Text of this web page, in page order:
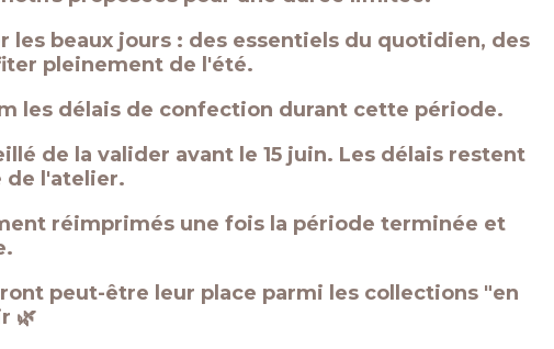
beaux jours : des essentiels du quotidien, des
pleinement de l'été.
les délais de confection durant cette période.
de la valider avant le 15 juin. Les délais restent
de l'atelier.
réimprimés une fois la période terminée et
peut-être leur place parmi les collections "en
🌿